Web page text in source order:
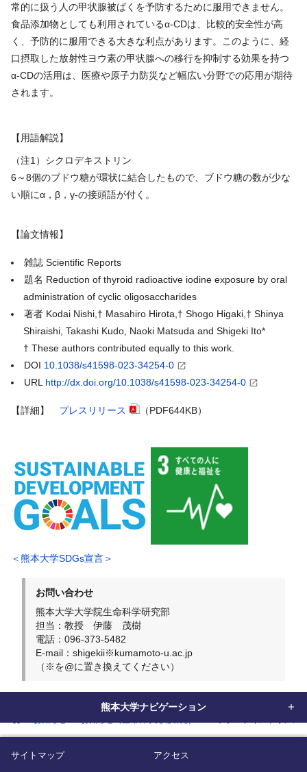
常的に扱う人の甲状腺被ばくを予防するために服用できません。
食品添加物としても利用されているα-CDは、比較的安全性が高
く、予防的に服用できる大きな利点があります。このように、経
口摂取した放射性ヨウ素の甲状腺への移行を抑制する効果を持つ
α-CDの活用は、医療や原子力防災など幅広い分野での応用が期待
されます。
【用語解説】
（注1）シクロデキストリン
6～8個のブドウ糖が環状に結合したもので、ブドウ糖の数が少な
い順にα，β，γ-の接頭語が付く。
【論文情報】
雑誌 Scientific Reports
題名 Reduction of thyroid radioactive iodine exposure by oral
administration of cyclic oligosaccharides
著者 Kodai Nishi,† Masahiro Hirota,† Shogo Higaki,† Shinya
Shiraishi, Takashi Kudo, Naoki Matsuda and Shigeki Ito*
† These authors contributed equally to this work.
DOI 10.1038/s41598-023-34254-0
URL http://dx.doi.org/10.1038/s41598-023-34254-0
【詳細】 プレスリリース （PDF644KB）
＜熊本大学SDGs宣言＞
お問い合わせ
熊本大学大学院生命科学研究部
担当：教授 伊藤 茂樹
電話：096-373-5482
E-mail：shigekii※kumamoto-u.ac.jp
（※を@に置き換えてください）
熊本大学ナビゲーション
サイトマップ アクセス